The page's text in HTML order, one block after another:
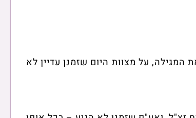
המגילה, על מצוות היום שזמנן ‏עדיין לא